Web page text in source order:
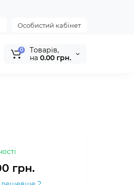
Особистий кабінет
0
Tоварів,
на 0.00 грн.
грн.